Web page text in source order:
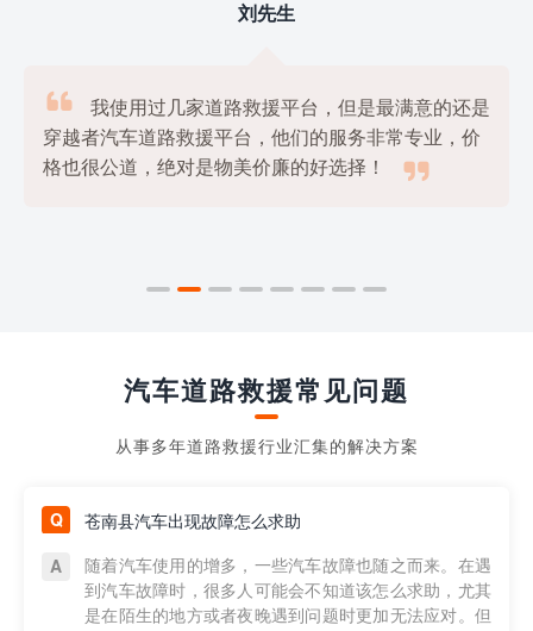
刘先生

我使用过几家道路救援平台，但是最满意的还是
穿越者汽车道路救援平台，他们的服务非常专业，价
格也很公道，绝对是物美价廉的好选择！

汽车道路救援常见问题
从事多年道路救援行业汇集的解决方案
苍南县汽车出现故障怎么求助
随着汽车使用的增多，一些汽车故障也随之而来。在遇
到汽车故障时，很多人可能会不知道该怎么求助，尤其
是在陌生的地方或者夜晚遇到问题时更加无法应对。但